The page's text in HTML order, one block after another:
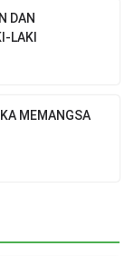
DAN
LAKI
MEMANGSA